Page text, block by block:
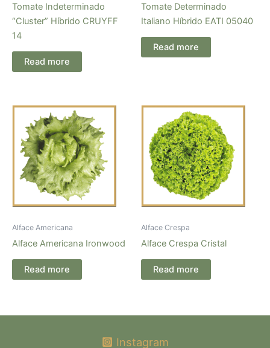
Tomate Indeterminado
“Cluster” Híbrido CRUYFF
14
Read more
Tomate Determinado
Italiano Híbrido EATI 05040
Read more
Alface Americana
Alface Americana Ironwood
Read more
Alface Crespa
Alface Crespa Cristal
Read more
Instagram